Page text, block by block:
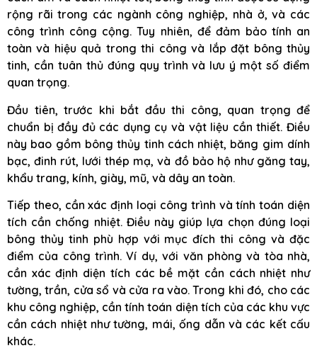
rộng rãi trong các ngành công nghiệp, nhà ở, và các
công trình công cộng. Tuy nhiên, để đảm bảo tính an
toàn và hiệu quả trong thi công và lắp đặt bông thủy
tinh, cần tuân thủ đúng quy trình và lưu ý một số điểm
quan trọng.
Đầu tiên, trước khi bắt đầu thi công, quan trọng để
chuẩn bị đầy đủ các dụng cụ và vật liệu cần thiết. Điều
này bao gồm bông thủy tinh cách nhiệt, băng gim dính
bạc, đinh rút, lưới thép mạ, và đồ bảo hộ như găng tay,
khẩu trang, kính, giày, mũ, và dây an toàn.
Tiếp theo, cần xác định loại công trình và tính toán diện
tích cần chống nhiệt. Điều này giúp lựa chọn đúng loại
bông thủy tinh phù hợp với mục đích thi công và đặc
điểm của công trình. Ví dụ, với văn phòng và tòa nhà,
cần xác định diện tích các bề mặt cần cách nhiệt như
tường, trần, cửa sổ và cửa ra vào. Trong khi đó, cho các
khu công nghiệp, cần tính toán diện tích của các khu vực
cần cách nhiệt như tường, mái, ống dẫn và các kết cấu
khác.